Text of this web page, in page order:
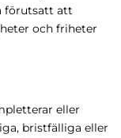
förutsatt att
och friheter
eller
bristfälliga eller